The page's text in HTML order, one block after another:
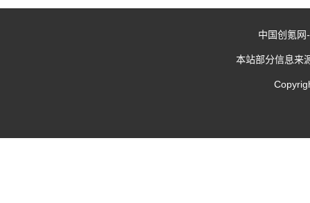
中国创氪网-
本站部分信息来